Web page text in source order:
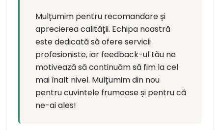
Mulțumim pentru recomandare și
aprecierea calității. Echipa noastră
este dedicată să ofere servicii
profesioniste, iar feedback-ul tău ne
motivează să continuăm să fim la cel
mai înalt nivel. Mulțumim din nou
pentru cuvintele frumoase și pentru că
ne-ai ales!